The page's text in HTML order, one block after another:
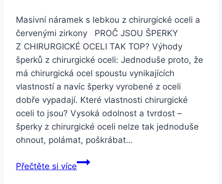
Masivní náramek s lebkou z chirurgické oceli a
červenými zirkony PROČ JSOU ŠPERKY
Z CHIRURGICKÉ OCELI TAK TOP? Výhody
šperků z chirurgické oceli: Jednoduše proto, že
má chirurgická ocel spoustu vynikajících
vlastností a navíc šperky vyrobené z oceli
dobře vypadají. Které vlastnosti chirurgické
oceli to jsou? Vysoká odolnost a tvrdost –
šperky z chirurgické oceli nelze tak jednoduše
ohnout, polámat, poškrábat…
Přečtěte si víceSmartuj